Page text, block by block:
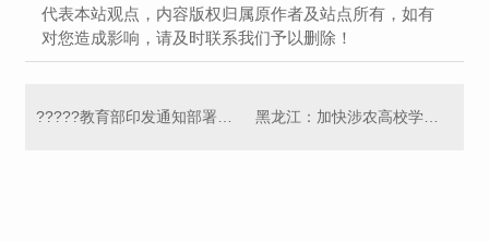
代表本站观点，内容版权归属原作者及站点所有，如有
对您造成影响，请及时联系我们予以删除！